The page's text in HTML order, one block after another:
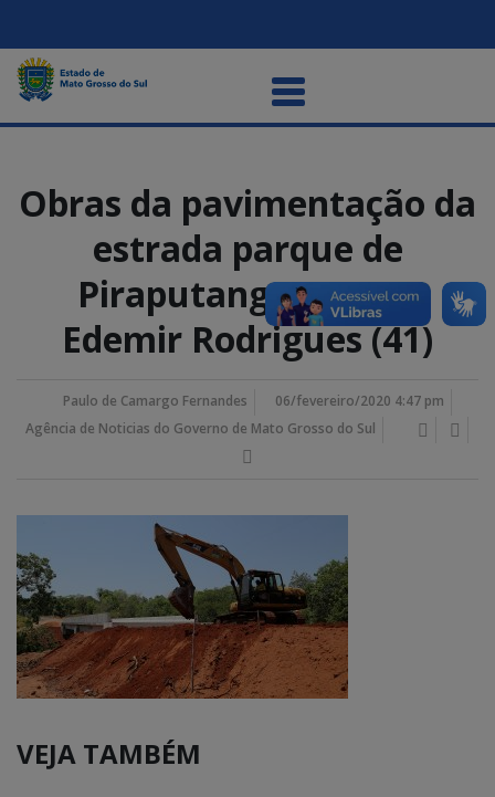
Obras da pavimentação da
estrada parque de
Piraputanga – Fotos
Edemir Rodrigues (41)
Paulo de Camargo Fernandes
06/fevereiro/2020 4:47 pm
Agência de Noticias do Governo de Mato Grosso do Sul
VEJA TAMBÉM